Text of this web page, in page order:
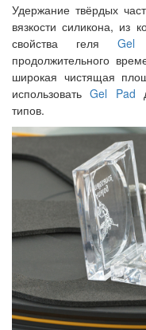
Удержание твёрдых
вязкости силикона, из
свойства геля Gel
продолжительного
широкая чистящая
использоватьGel Pad
типов.